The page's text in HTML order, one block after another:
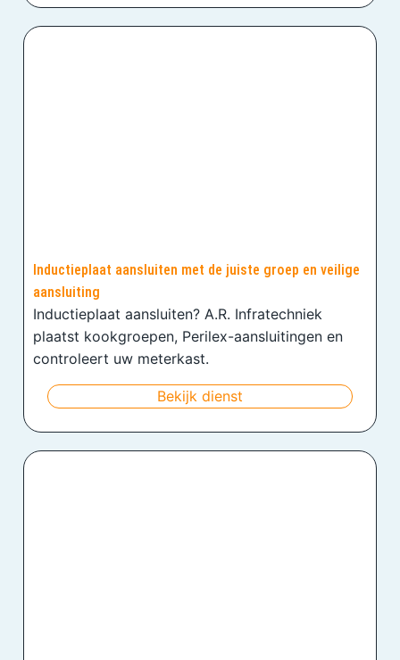
Inductieplaat aansluiten met de juiste groep en veilige
aansluiting
Inductieplaat aansluiten? A.R. Infratechniek
plaatst kookgroepen, Perilex-aansluitingen en
controleert uw meterkast.
Bekijk dienst